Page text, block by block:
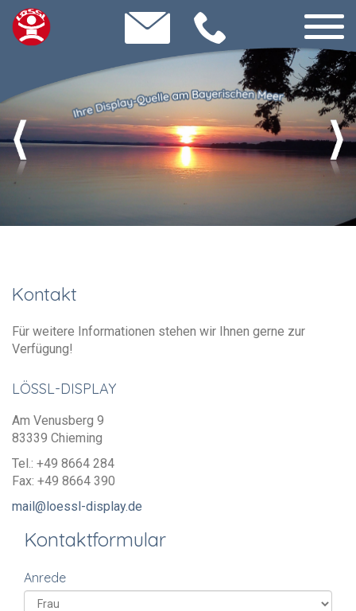
Kontakt
Für weitere Informationen stehen wir Ihnen gerne zur
Verfügung!
LÖSSL-DISPLAY
Am Venusberg 9
83339 Chieming
Tel.: +49 8664 284
Fax: +49 8664 390
Kontaktformular
Anrede